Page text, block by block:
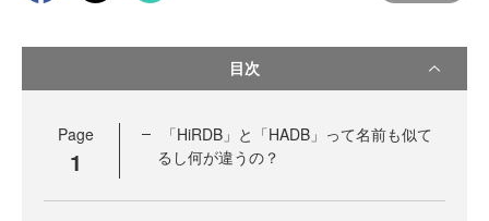
目次
Page
1
「HiRDB」と「HADB」って名前も似て
るし何が違うの？